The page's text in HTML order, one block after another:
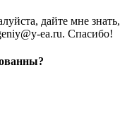
дайте мне знать,
ea.ru. Спасибо!